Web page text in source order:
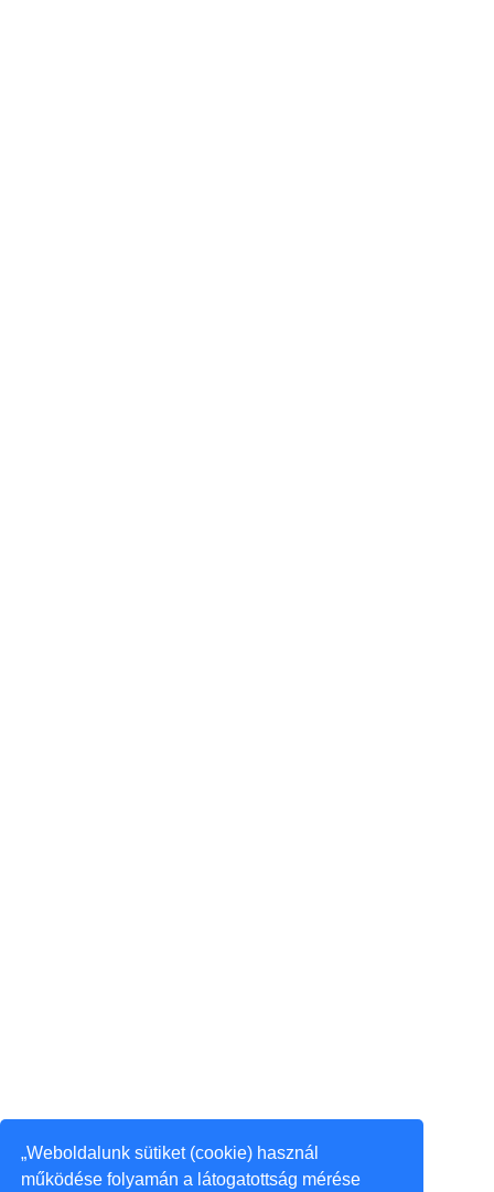
„Weboldalunk sütiket (cookie) használ
működése folyamán a látogatottság mérése